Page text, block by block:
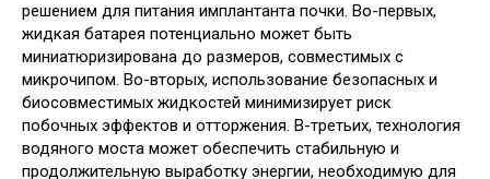
решением для питания имплантанта почки. Во-первых,
жидкая батарея потенциально может быть
миниатюризирована до размеров, совместимых с
микрочипом. Во-вторых, использование безопасных и
биосовместимых жидкостей минимизирует риск
побочных эффектов и отторжения. В-третьих, технология
водяного моста может обеспечить стабильную и
продолжительную выработку энергии, необходимую для